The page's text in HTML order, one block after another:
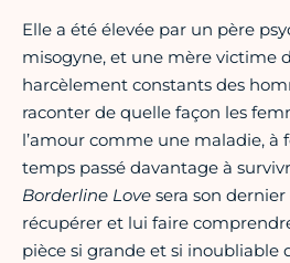
Elle a été élevée par un père
misogyne, et une mère victime
harcèlement constants des
raconter de quelle façon les
l’amour comme une maladie, à
temps passé davantage à
Borderline Love sera son
récupérer et lui faire
pièce si grande et si inoubliable